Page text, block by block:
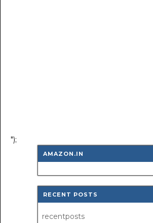
");
AMAZON.IN
RECENT POSTS
recentposts